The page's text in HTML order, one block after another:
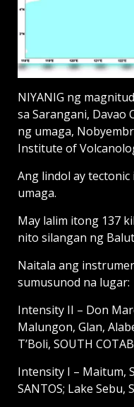
NIYANIG ng
sa Sarangani, Davao
ng umaga,
Institute of
Ang lindol ay
umaga.
May lalim itong 137
nito silangan ng
Naitala ang
sumusunod na lugar:
Intensity II – Don
Malungon, Glan,
T’Boli, SOUTH
Intensity I – Maitum,
SANTOS; Lake Sebu,